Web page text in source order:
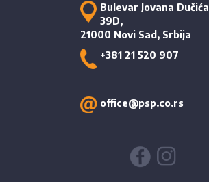
Bulevar Jovana Dučića
39D,
21000 Novi Sad, Srbija
+381 21 520 907
office@psp.co.rs